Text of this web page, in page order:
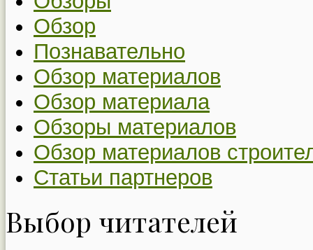
Обзор
Познавательно
Обзор материалов
Обзор материала
Обзоры материалов
Обзор материалов
Статьи партнеров
Выбор читателей